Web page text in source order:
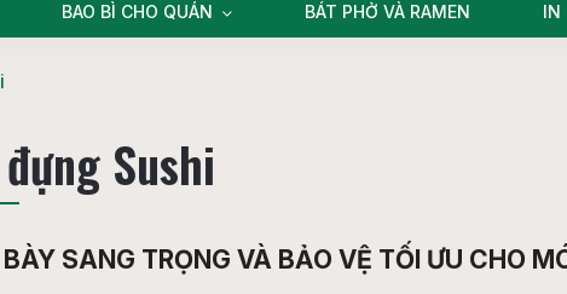
BAO BÌ CHO QUÁN BÁT PHỞ VÀ RAMEN IN
Sushi
BÀY SANG TRỌNG VÀ BẢO VỆ TỐI ƯU CHO